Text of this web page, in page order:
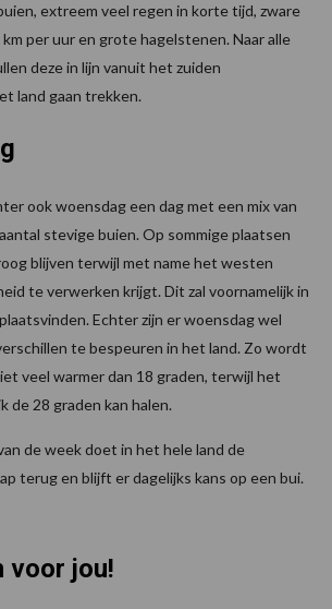
extreem veel regen in korte tijd, zware
per uur en grote hagelstenen. Naar alle
deze in lijn vanuit het zuiden
land gaan trekken.
ook woensdag een dag met een mix van
stevige buien. Op sommige plaatsen
blijven terwijl met name het westen
te verwerken krijgt. Dit zal voornamelijk in
Echter zijn er woensdag wel
te bespeuren in het land. Zo wordt
veel warmer dan 18 graden, terwijl het
de 28 graden kan halen.
de week doet in het hele land de
terug en blijft er dagelijks kans op een bui.
voor jou!